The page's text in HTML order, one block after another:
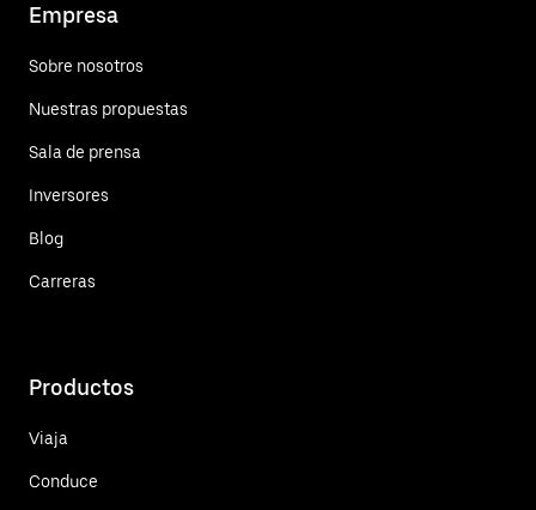
Empresa
Sobre nosotros
Nuestras propuestas
Sala de prensa
Inversores
Blog
Carreras
Productos
Viaja
Conduce